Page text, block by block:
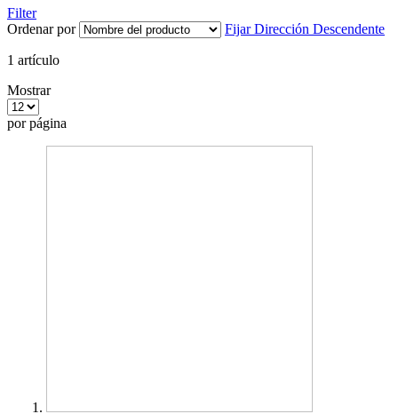
Filter
Ordenar por
Fijar Dirección Descendente
1 artículo
Mostrar
por página